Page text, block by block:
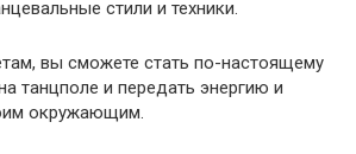
стили и техники.
вы сможете стать по-настоящему
танцполе и передать энергию и
окружающим.